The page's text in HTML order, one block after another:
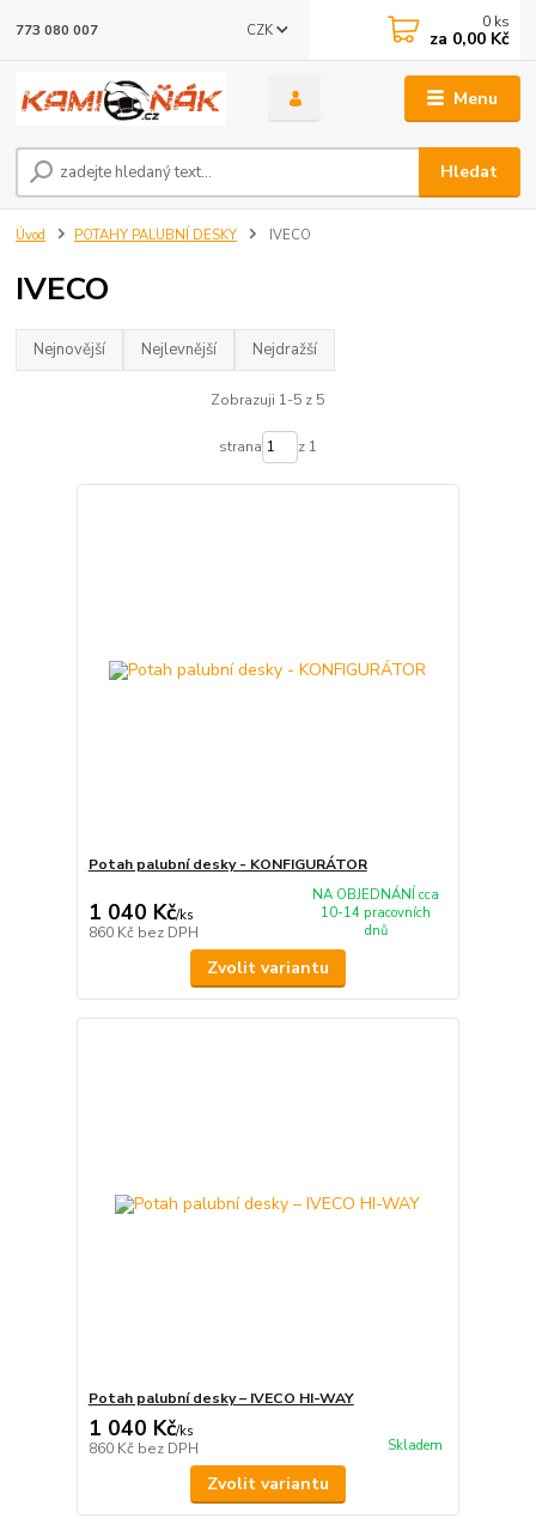
Menu
CZK
Hledat
773 080 007 0 ks
za 0,00 Kč
Úvod POTAHY PALUBNÍ DESKY IVECO
IVECO
Nejnovější Nejlevnější Nejdražší
Zobrazuji 1-5 z 5
strana z 1
Potah palubní desky - KONFIGURÁTOR
1 040 Kč/ks
860 Kč bez DPH
NA OBJEDNÁNÍ cca
10-14 pracovních
dnů
Zvolit variantu
Potah palubní desky – IVECO HI-WAY
1 040 Kč/ks
860 Kč bez DPH Skladem
Zvolit variantu